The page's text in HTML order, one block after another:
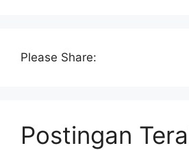
Please Share:
Postingan